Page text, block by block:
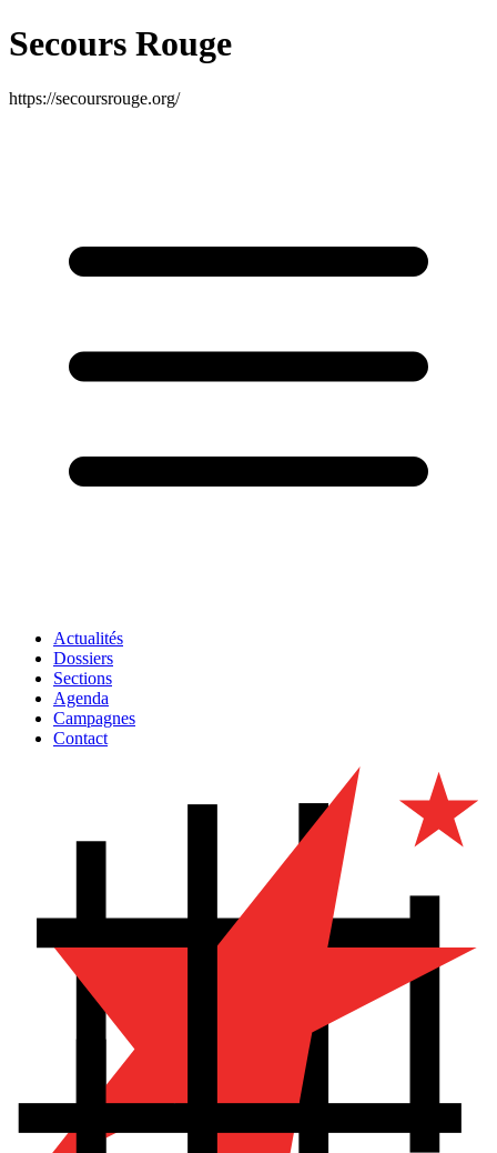
Secours Rouge
https://secoursrouge.org/
Actualités
Dossiers
Sections
Agenda
Campagnes
Contact